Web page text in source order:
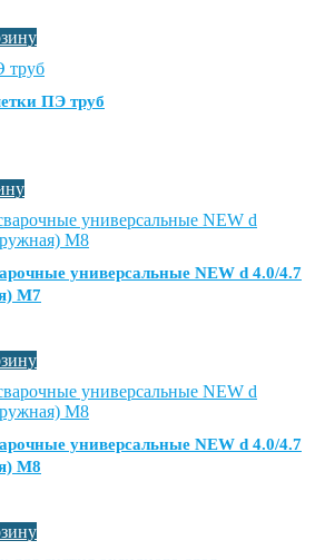
ПЭ труб
универсальные NEW d 4.0/4.7
М7
универсальные NEW d 4.0/4.7
М8